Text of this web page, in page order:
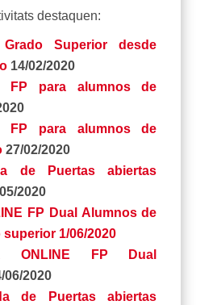
destaquen:
Superior desde
14/02/2020
FP para alumnos de
FP para alumnos de
27/02/2020
de Puertas abiertas
2020
FP Dual Alumnos de
superior 1/06/2020
ONLINE FP Dual
06/2020
de Puertas abiertas